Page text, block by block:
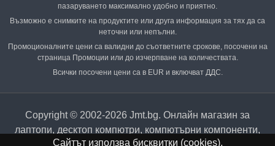
пазаруването максимално удобно и приятно.
Възможно е снимките на продуктите или друга информация за тях да са
неточни или непълни.
Промоционалните цени са валидни до съответните срокове, посочени на
страница Промоции или до изчерпване на количествата.
Всички посочени цени са в EUR и включват ДДС.
Copyright © 2002-2026 Jmt.bg. Онлайн магазин за
лаптопи, десктоп компютри, компютърни компоненти,
Сайтът използва бисквитки (cookies).